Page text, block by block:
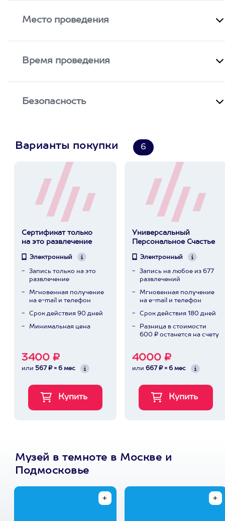
Место проведения
Время проведения
Безопасность
Варианты покупки 6
Сертификат только
на это развлечение
Электронный
Запись только на это
развлечение
Мгновенная получение
на e-mail и телефон
Срок действия 90 дней
Минимальная цена
3400 ₽
или 567 ₽ × 6 мес
Универсальный
Персональное Счастье
Электронный
Запись на любое из 677
развлечений
Мгновенная получение
на e-mail и телефон
Срок действия 180 дней
Разница в стоимости
600 ₽ останется на счету
4000 ₽
или 667 ₽ × 6 мес
Музей в темноте в Москве и
Подмосковье